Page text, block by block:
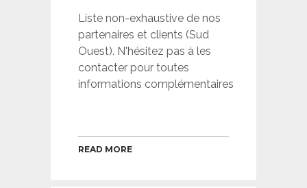
Liste non-exhaustive de nos
partenaires et clients (Sud
Ouest). N'hésitez pas à les
contacter pour toutes
informations complémentaires
READ MORE